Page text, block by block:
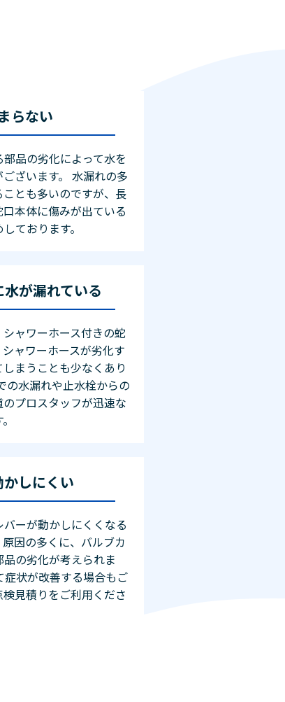
らない
品の劣化によって水を
ざいます。 水漏れの多
とも多いのですが、長
本体に傷みが出ている
ております。
が漏れている
ャワーホース付きの蛇
ャワーホースが劣化す
まうことも少なくあり
の水漏れや止水栓からの
プロスタッフが迅速な
しにくい
ーが動かしにくくなる
因の多くに、バルブカ
の劣化が考えられま
症状が改善する場合もご
見積りをご利用くださ